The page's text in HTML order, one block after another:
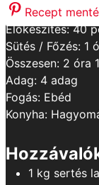
Recept
Előkészítés:40
Sütés / Főzés: 1
Összesen: 2 hours
óra
Adag: 4 adag
Fogás: Ebéd
Konyha:
1 kg sertés